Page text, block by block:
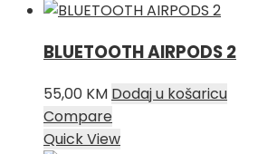
BLUETOOTH AIRPODS 2
55,00 KM Dodaj u košaricu
Compare
Quick View